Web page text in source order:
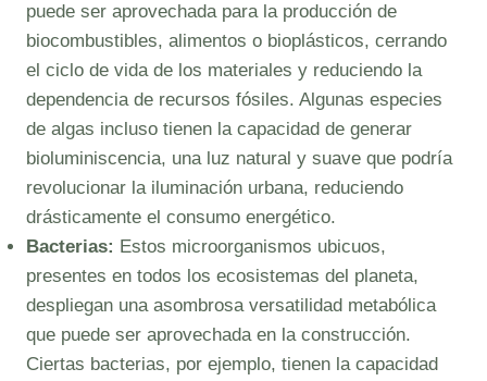
puede ser aprovechada para la producción de
biocombustibles, alimentos o bioplásticos, cerrando
el ciclo de vida de los materiales y reduciendo la
dependencia de recursos fósiles. Algunas especies
de algas incluso tienen la capacidad de generar
bioluminiscencia, una luz natural y suave que podría
revolucionar la iluminación urbana, reduciendo
drásticamente el consumo energético.
Bacterias: Estos microorganismos ubicuos,
presentes en todos los ecosistemas del planeta,
despliegan una asombrosa versatilidad metabólica
que puede ser aprovechada en la construcción.
Ciertas bacterias, por ejemplo, tienen la capacidad